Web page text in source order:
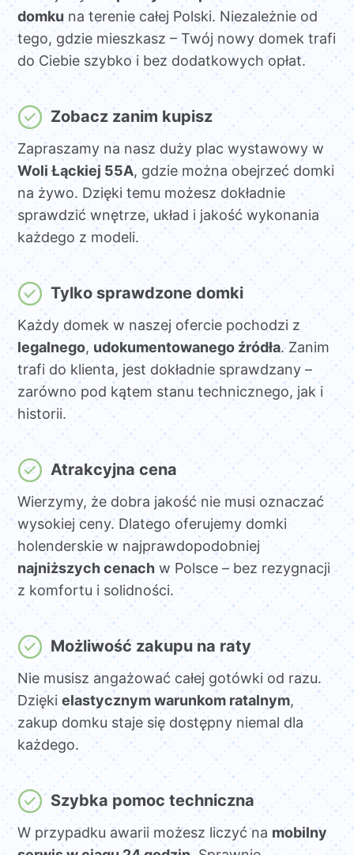
domkuna terenie całej Polski. Niezależnie od
tego, gdzie mieszkasz – Twój nowy domek trafi
do Ciebie szybko i bez dodatkowych opłat.
Zobacz zanim kupisz
Zapraszamy na nasz duży plac wystawowy w
Woli Łąckiej 55A, gdzie można obejrzeć domki
na żywo. Dzięki temu możesz dokładnie
sprawdzić wnętrze, układ i jakość wykonania
każdego z modeli.
Tylko sprawdzone domki
Każdy domek w naszej ofercie pochodzi z
legalnego, udokumentowanego źródła. Zanim
trafi do klienta, jest dokładnie sprawdzany –
zarówno pod kątem stanu technicznego, jak i
historii.
Atrakcyjna cena
Wierzymy, że dobra jakość nie musi oznaczać
wysokiej ceny. Dlatego oferujemy domki
holenderskie w najprawdopodobniej
najniższych cenachw Polsce – bez rezygnacji
z komfortu i solidności.
Możliwość zakupu na raty
Nie musisz angażować całej gotówki od razu.
Dziękielastycznym warunkom ratalnym,
zakup domku staje się dostępny niemal dla
każdego.
Szybka pomoc techniczna
W przypadku awarii możesz liczyć na mobilny